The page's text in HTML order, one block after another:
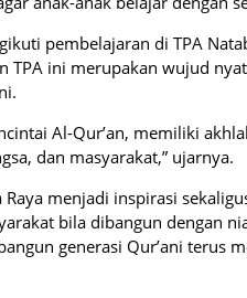
pembelajaran di TPA
TPA ini merupakan wujud
Al-Qur’an, memiliki
dan masyarakat,” ujarnya.
Raya menjadi inspirasi
bila dibangun dengan
generasi Qur’ani terus